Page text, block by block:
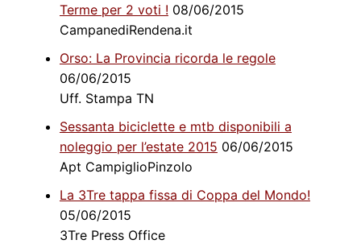
Terme per 2 voti ! 08/06/2015
CampanediRendena.it
Orso: La Provincia ricorda le regole
06/06/2015
Uff. Stampa TN
Sessanta biciclette e mtb disponibili a
noleggio per l’estate 2015 06/06/2015
Apt CampiglioPinzolo
La 3Tre tappa fissa di Coppa del Mondo!
05/06/2015
3Tre Press Office